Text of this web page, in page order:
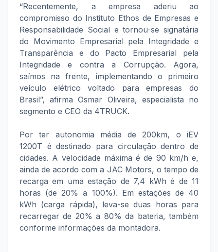
“Recentemente, a empresa aderiu ao
compromisso do Instituto Ethos de Empresas e
Responsabilidade Social e tornou-se signatária
do Movimento Empresarial pela Integridade e
Transparência e do Pacto Empresarial pela
Integridade e contra a Corrupção. Agora,
saímos na frente, implementando o primeiro
veículo elétrico voltado para empresas do
Brasil”, afirma Osmar Oliveira, especialista no
segmento e CEO da 4TRUCK.
Por ter autonomia média de 200km, o iEV
1200T é destinado para circulação dentro de
cidades. A velocidade máxima é de 90 km/h e,
ainda de acordo com a JAC Motors, o tempo de
recarga em uma estação de 7,4 kWh é de 11
horas (de 20% a 100%). Em estações de 40
kWh (carga rápida), leva-se duas horas para
recarregar de 20% a 80% da bateria, também
conforme informações da montadora.